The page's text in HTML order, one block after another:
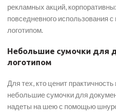
рекламных акций,
повседневного использования
логотипом.
Небольшие сумочки для
логотипом
Для тех, кто ценит
небольшие сумочки для
надеты на шею с помощью